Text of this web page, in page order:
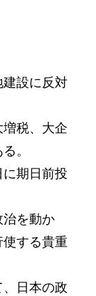
設に反対
税、大企
。
期日前投
を動か
する貴重
日本の政